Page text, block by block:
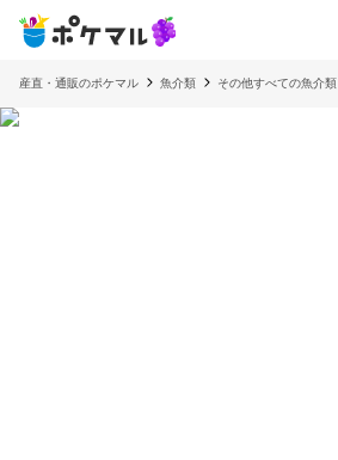
産直・通販のポケマル 魚介類 その他すべての魚介類